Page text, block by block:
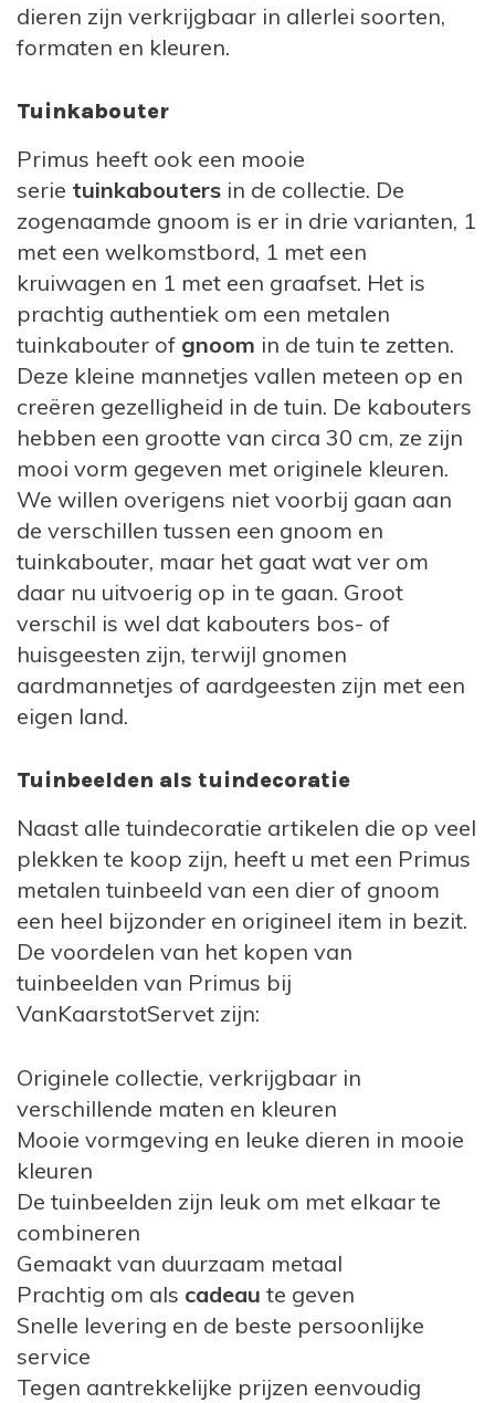
dieren zijn verkrijgbaar in allerlei soorten,
formaten en kleuren.
Tuinkabouter
Primus heeft ook een mooie
serie tuinkabouters in de collectie. De
zogenaamde gnoom is er in drie varianten, 1
met een welkomstbord, 1 met een
kruiwagen en 1 met een graafset. Het is
prachtig authentiek om een metalen
tuinkabouter of gnoom in de tuin te zetten.
Deze kleine mannetjes vallen meteen op en
creëren gezelligheid in de tuin. De kabouters
hebben een grootte van circa 30 cm, ze zijn
mooi vorm gegeven met originele kleuren.
We willen overigens niet voorbij gaan aan
de verschillen tussen een gnoom en
tuinkabouter, maar het gaat wat ver om
daar nu uitvoerig op in te gaan. Groot
verschil is wel dat kabouters bos- of
huisgeesten zijn, terwijl gnomen
aardmannetjes of aardgeesten zijn met een
eigen land.
Tuinbeelden als tuindecoratie
Naast alle tuindecoratie artikelen die op veel
plekken te koop zijn, heeft u met een Primus
metalen tuinbeeld van een dier of gnoom
een heel bijzonder en origineel item in bezit.
De voordelen van het kopen van
tuinbeelden van Primus bij
VanKaarstotServet zijn:
Originele collectie, verkrijgbaar in
verschillende maten en kleuren
Mooie vormgeving en leuke dieren in mooie
kleuren
De tuinbeelden zijn leuk om met elkaar te
combineren
Gemaakt van duurzaam metaal
Prachtig om als cadeau te geven
Snelle levering en de beste persoonlijke
service
Tegen aantrekkelijke prijzen eenvoudig